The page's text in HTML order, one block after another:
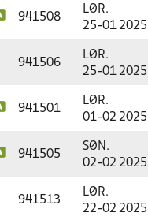
941508
LØR.
25-01 2025
941506
LØR.
25-01 2025
941501
LØR.
01-02 2025
941505
SØN.
02-02 2025
941513
LØR.
22-02 2025